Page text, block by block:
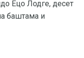
Ецо Лодге, десет
баштама и